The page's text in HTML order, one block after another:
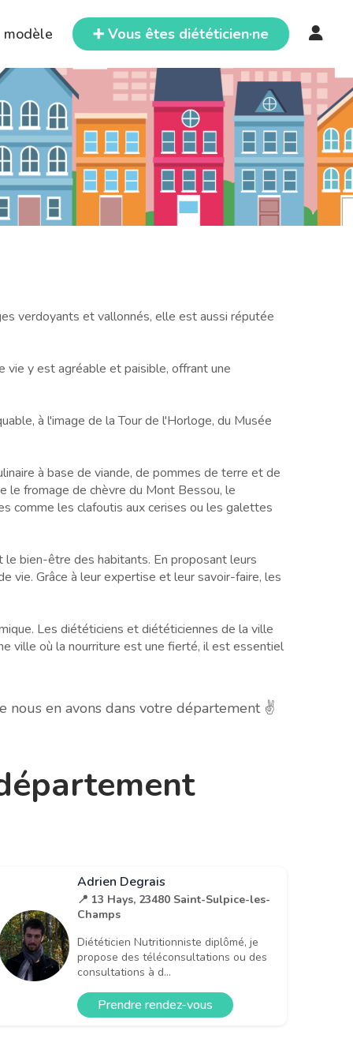
modèle ➕ Vous êtes diététicien·ne
verdoyants et vallonnés, elle est aussi réputée
y est agréable et paisible, offrant une
à l'image de la Tour de l'Horloge, du Musée
à base de viande, de pommes de terre et de
le fromage de chèvre du Mont Bessou, le
comme les clafoutis aux cerises ou les galettes
bien-être des habitants. En proposant leurs
vie. Grâce à leur expertise et leur savoir-faire, les
Les diététiciens et diététiciennes de la ville
ville où la nourriture est une fierté, il est essentiel
nous en avons dans votre département ✌️
Adrien Degrais
📍 13 Hays, 23480 Saint-Sulpice-les-
Champs
Diététicien Nutritionniste diplômé, je
propose des téléconsultations ou des
consultations à d...
Prendre rendez-vous